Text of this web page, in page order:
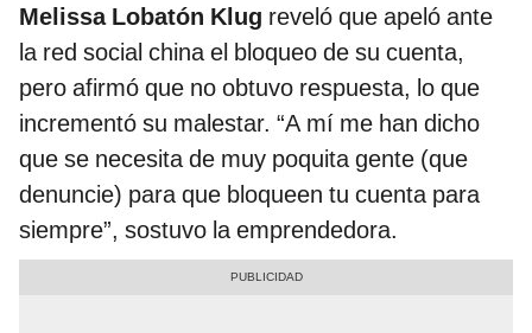
Melissa Lobatón Klug reveló que apeló ante
la red social china el bloqueo de su cuenta,
pero afirmó que no obtuvo respuesta, lo que
incrementó su malestar. “A mí me han dicho
que se necesita de muy poquita gente (que
denuncie) para que bloqueen tu cuenta para
siempre”, sostuvo la emprendedora.